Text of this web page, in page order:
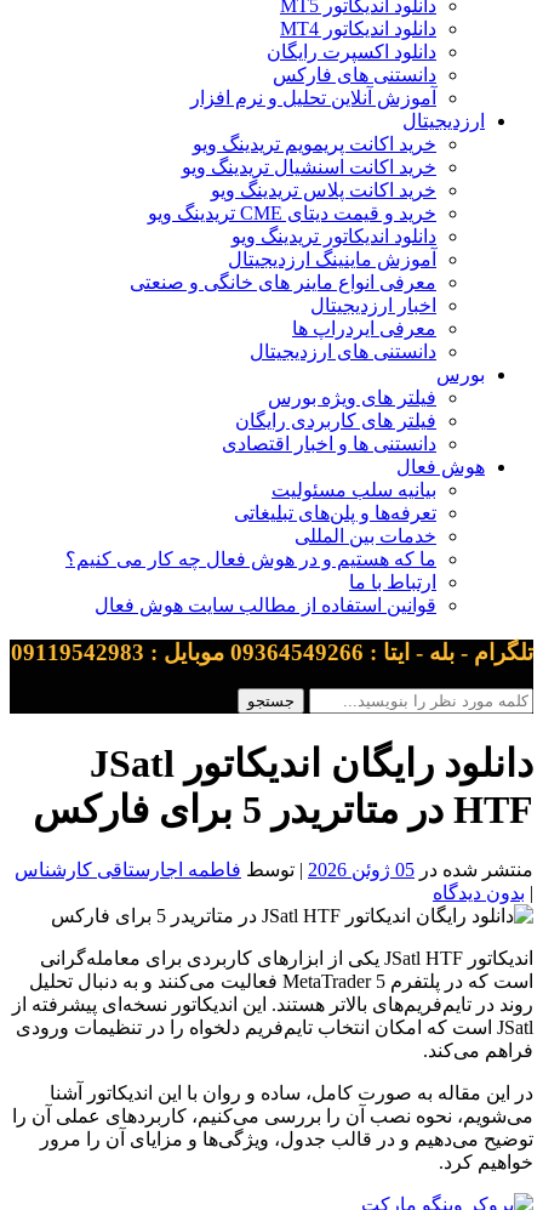
دانلود اندیکاتور MT5
دانلود اندیکاتور MT4
دانلود اکسپرت رایگان
دانستنی های فارکس
آموزش آنلاین تحلیل و نرم افزار
ارزدیجیتال
خرید اکانت پریمویم تریدینگ ویو
خرید اکانت اسنشیال تریدینگ ویو
خرید اکانت پلاس تریدینگ ویو
خرید و قیمت دیتای CME تریدینگ ویو
دانلود اندیکاتور تریدینگ ویو
آموزش ماینینگ ارزدیجیتال
معرفی انواع ماینر های خانگی و صنعتی
اخبار ارزدیجیتال
معرفی ایردراپ ها
دانستنی های ارزدیجیتال
بورس
فیلتر های ویژه بورس
فیلتر های کاربردی رایگان
دانستنی ها و اخبار اقتصادی
هوش فعال
بیانیه سلب مسئولیت
تعرفه‌ها و پلن‌های تبلیغاتی
خدمات بین المللی
ما که هستیم و در هوش فعال چه کار می کنیم؟
ارتباط با ما
قوانین استفاده از مطالب سایت هوش فعال
تلگرام - بله - ایتا : 09364549266 موبایل : 09119542983
دانلود رایگان اندیکاتور JSatl
HTF در متاتریدر 5 برای فارکس
منتشر شده در 05 ژوئن 2026 | توسط فاطمه اجارستاقی کارشناس
| بدون دیدگاه
اندیکاتور JSatl HTF یکی از ابزارهای کاربردی برای معامله‌گرانی
است که در پلتفرم MetaTrader 5 فعالیت می‌کنند و به دنبال تحلیل
روند در تایم‌فریم‌های بالاتر هستند. این اندیکاتور نسخه‌ای پیشرفته از
JSatl است که امکان انتخاب تایم‌فریم دلخواه را در تنظیمات ورودی
فراهم می‌کند.
در این مقاله به صورت کامل، ساده و روان با این اندیکاتور آشنا
می‌شویم، نحوه نصب آن را بررسی می‌کنیم، کاربردهای عملی آن را
توضیح می‌دهیم و در قالب جدول، ویژگی‌ها و مزایای آن را مرور
خواهیم کرد.